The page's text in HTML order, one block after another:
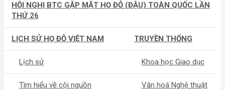
HỘI NGHỊ BTC GẶP MẶT HỌ ĐỖ (ĐẬU) TOÀN QUỐC LẦN
THỨ 26
LỊCH SỬ HỌ ĐỖ VIỆT NAM
Lịch sử
Tìm hiểu về cội nguồn
TRUYỀN THỐNG
Khoa học Giao dục
Văn hoá Nghệ thuật